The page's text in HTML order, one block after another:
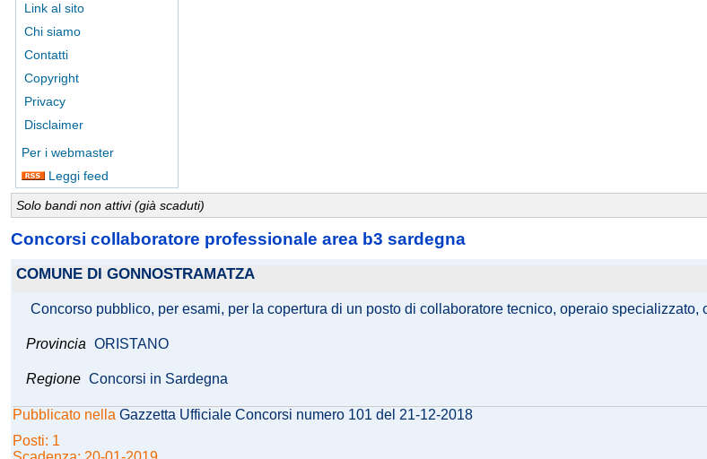
Link al sito
Chi siamo
Contatti
Copyright
Privacy
Disclaimer
Per i webmaster
Leggi feed
Solo bandi non attivi (già scaduti)
Concorsi collaboratore professionale area b3 sardegna
COMUNE DI GONNOSTRAMATZA
Concorso pubblico, per esami, per la copertura di un posto di collaboratore tecnico, operaio
Provincia ORISTANO
Regione Concorsi in Sardegna
Pubblicato nella Gazzetta Ufficiale Concorsi numero 101 del 21-12-2018
Posti: 1